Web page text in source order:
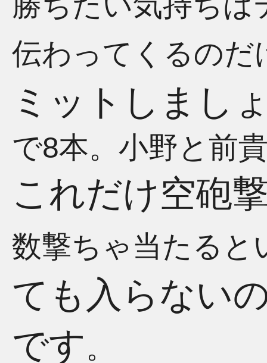
伝わってくるのだ
ミットしまし
で8本。小野と前
これだけ空砲
数撃ちゃ当たると
ても入らない
です。